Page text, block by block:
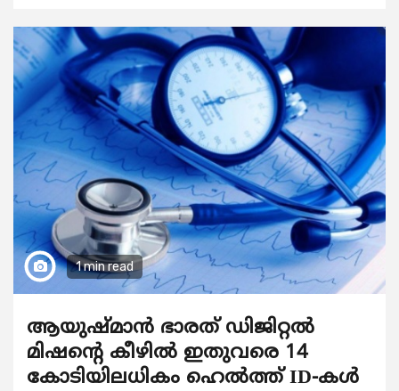
1 min read
ആയുഷ്മാൻ ഭാരത് ഡിജിറ്റൽ
മിഷന്റെ കീഴിൽ ഇതുവരെ 14
കോടിയിലധികം ഹെൽത്ത് ID-കൾ